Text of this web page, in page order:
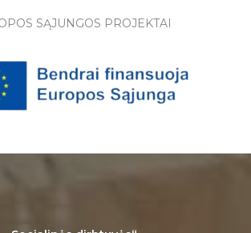
SĄJUNGOS PROJEKTAI